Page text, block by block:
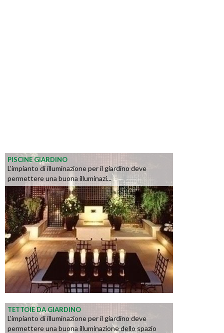
PISCINE GIARDINO
L’impianto di illuminazione per il giardino deve
permettere una buona illuminazi...
TETTOIE DA GIARDINO
L’impianto di illuminazione per il giardino deve
permettere una buona illuminazione dello spazio